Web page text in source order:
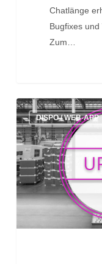
Chatlänge
Bugfixes
Zum…
Update:
Version
7.0
DISPO / WEB-APP